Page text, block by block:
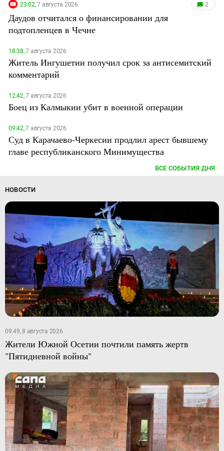
23:02,7 августа 2026 2
Даудов отчитался о финансировании для
подтопленцев в Чечне
18:38,7 августа 2026
Житель Ингушетии получил срок за антисемитский
комментарий
12:42,7 августа 2026
Боец из Калмыкии убит в военной операции
09:42,7 августа 2026
Суд в Карачаево-Черкесии продлил арест бывшему
главе республиканского Минимущества
ВСЕ СОБЫТИЯ ДНЯ
НОВОСТИ
09:49, 8 августа 2026
Жители Южной Осетии почтили память жертв
"Пятидневной войны"